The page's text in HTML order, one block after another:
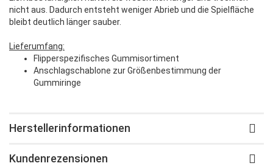
nicht aus. Dadurch entsteht weniger Abrieb und die Spielfläche
bleibt deutlich länger sauber.
Lieferumfang:
Flipperspezifisches Gummisortiment
Anschlagschablone zur Größenbestimmung der
Gummiringe
Herstellerinformationen
Kundenrezensionen